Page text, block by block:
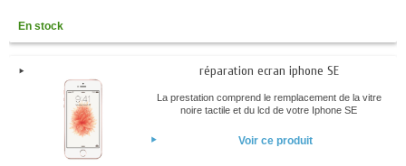
En stock
réparation ecran iphone SE
La prestation comprend le remplacement de la vitre
noire tactile et du lcd de votre Iphone SE
Voir ce produit